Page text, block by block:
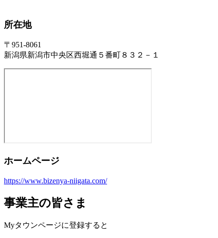
所在地
〒951-8061
新潟県新潟市中央区西堀通５番町８３２－１
ホームページ
https://www.bizenya-niigata.com/
事業主の皆さま
Myタウンページに登録すると